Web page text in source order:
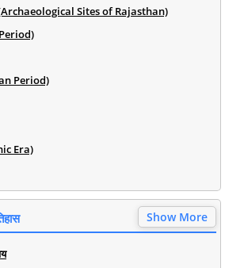
(Archaeological Sites of Rajasthan)
Period)
Era)
Show More